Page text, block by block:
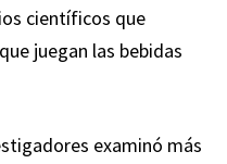
científicos que
juegan las bebidas
examinó más